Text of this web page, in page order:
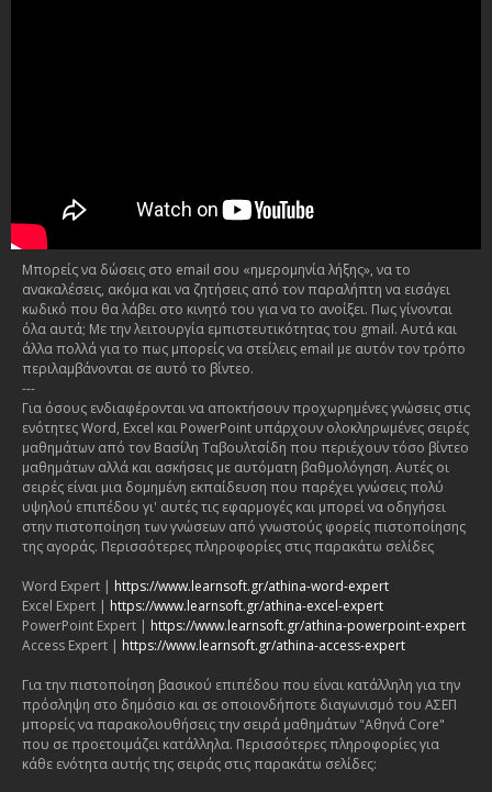
Μπορείς να δώσεις στο email σου «ημερομηνία λήξης», να το
ανακαλέσεις, ακόμα και να ζητήσεις από τον παραλήπτη να εισάγει
κωδικό που θα λάβει στο κινητό του για να το ανοίξει. Πως γίνονται
όλα αυτά; Με την λειτουργία εμπιστευτικότητας του gmail. Αυτά και
άλλα πολλά για το πως μπορείς να στείλεις email με αυτόν τον τρόπο
περιλαμβάνονται σε αυτό το βίντεο.
---
Για όσους ενδιαφέρονται να αποκτήσουν προχωρημένες γνώσεις στις
ενότητες Word, Excel και PowerPoint υπάρχουν ολοκληρωμένες σειρές
μαθημάτων από τον Βασίλη Ταβουλτσίδη που περιέχουν τόσο βίντεο
μαθημάτων αλλά και ασκήσεις με αυτόματη βαθμολόγηση. Αυτές οι
σειρές είναι μια δομημένη εκπαίδευση που παρέχει γνώσεις πολύ
υψηλού επιπέδου γι' αυτές τις εφαρμογές και μπορεί να οδηγήσει
στην πιστοποίηση των γνώσεων από γνωστούς φορείς πιστοποίησης
της αγοράς. Περισσότερες πληροφορίες στις παρακάτω σελίδες
Word Expert | https://www.learnsoft.gr/athina-word-expert
Excel Expert | https://www.learnsoft.gr/athina-excel-expert
PowerPoint Expert | https://www.learnsoft.gr/athina-powerpoint-expert
Access Expert | https://www.learnsoft.gr/athina-access-expert
Για την πιστοποίηση βασικού επιπέδου που είναι κατάλληλη για την
πρόσληψη στο δημόσιο και σε οποιονδήποτε διαγωνισμό του ΑΣΕΠ
μπορείς να παρακολουθήσεις την σειρά μαθημάτων "Αθηνά Core"
που σε προετοιμάζει κατάλληλα. Περισσότερες πληροφορίες για
κάθε ενότητα αυτής της σειράς στις παρακάτω σελίδες: